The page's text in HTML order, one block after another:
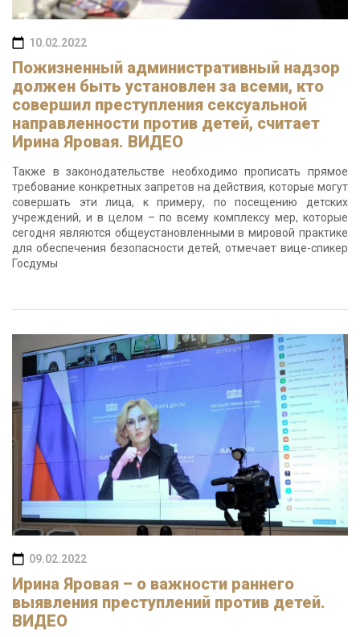
10.02.2022
Пожизненный административный надзор
должен быть установлен за всеми, кто
совершил преступления сексуальной
направленности против детей, считает
Ирина Яровая. ВИДЕО
Также в законодательстве необходимо прописать прямое
требование конкретных запретов на действия, которые могут
совершать эти лица, к примеру, по посещению детских
учреждений, и в целом – по всему комплексу мер, которые
сегодня являются общеустановленными в мировой практике
для обеспечения безопасности детей, отмечает вице-спикер
Госдумы
09.02.2022
Ирина Яровая – о важности раннего
выявления преступлений против детей.
ВИДЕО